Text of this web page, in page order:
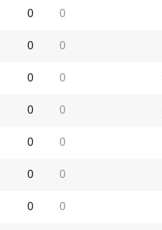
0
0
0
0
0
0
0
0
0
0
0
0
0
0